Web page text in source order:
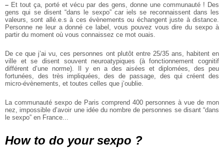
– Et tout ça, porté et vécu par des gens, donne une communauté ! Des
gens qui se disent “dans le sexpo” car iels se reconnaissent dans les
valeurs, sont allé.e.s à ces évènements ou échangent juste à distance.
Personne ne leur a donné ce label, vous pouvez vous dire du sexpo à
partir du moment où vous connaissez ce mot ouais.
De ce que j’ai vu, ces personnes ont plutôt entre 25/35 ans, habitent en
ville et se disent souvent neuroatypiques (à fonctionnement cognitif
différent d’une norme).
Il y en a des aisées et diplomées, des peu
fortunées, des très impliquées, des de passage, des qui créent des
micro-évènements, et toutes celles que j’oublie.
La communauté sexpo de Paris comprend 400 personnes à vue de mon
nez, impossible d’avoir une idée du nombre de personnes se disant “dans
le sexpo” en France...
How to do your sexpo ?